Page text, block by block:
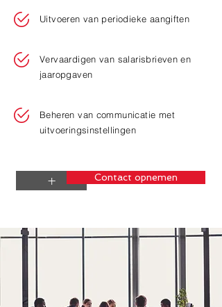
Uitvoeren van periodieke aangiften
Vervaardigen van salarisbrieven en
jaaropgaven
Beheren van communicatie met
uitvoeringsinstellingen
+ Contact opnemen